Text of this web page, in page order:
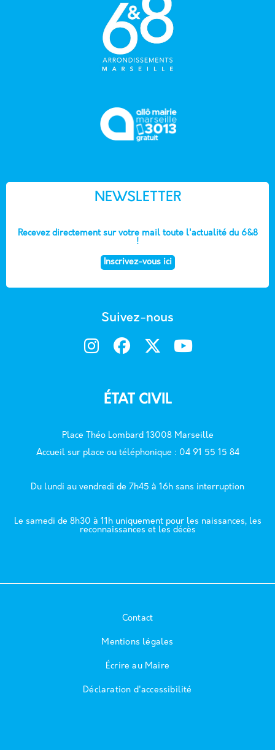
NEWSLETTER
Recevez directement sur votre mail toute l'actualité du 6&8
!
Inscrivez-vous ici
Suivez-nous
ÉTAT CIVIL
Place Théo Lombard 13008 Marseille
Accueil sur place ou téléphonique : 04 91 55 15 84
Du lundi au vendredi de 7h45 à 16h sans interruption
Le samedi de 8h30 à 11h uniquement pour les naissances, les
reconnaissances et les décès
Contact
Mentions légales
Écrire au Maire
Déclaration d'accessibilité